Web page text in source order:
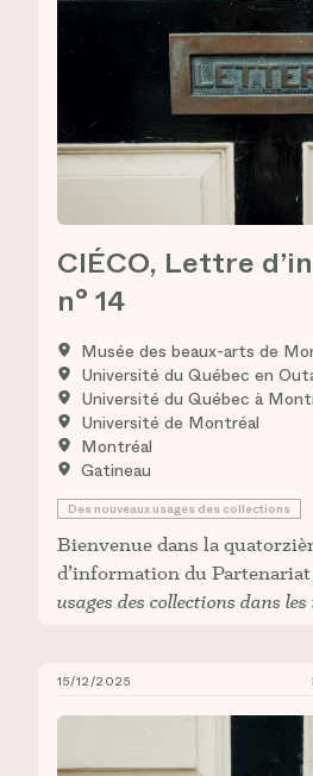
CIÉCO, Lettre
n° 14
Musée des beaux-arts de
Université du Québec en
Université du Québec à
Université de Montréal
Montréal
Gatineau
Des nouveaux usages des collections
Bienvenue dans la
d’information du Partenariat
usages des collections dans les
CIÉCO, Lettre d’information
15/12/2025